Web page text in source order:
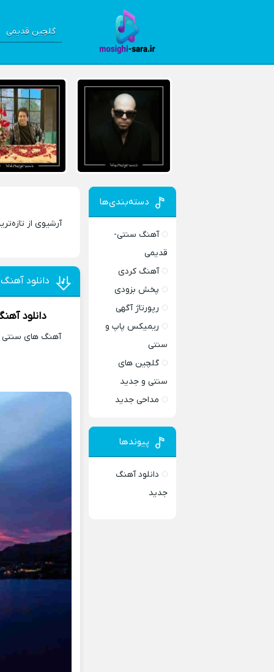
گلچین قدیمی
آرشیوی از
دانلود
دانلود
آهنگ های سنتی
دسته‌بندی‌ها
آهنگ سنتی-
قدیمی
آهنگ کردی
پخش بزودی
رپورتاژ آگهی
ریمیکس پاپ و
سنتی
گلچین های
سنتی و جدید
مداحی جدید
پیوندها
دانلود آهنگ
جدید